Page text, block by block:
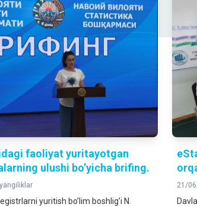
faoliyat yuritayotgan
ulushi bo’yicha brifing.
yuritish boʼlim boshligʼi N.
21/